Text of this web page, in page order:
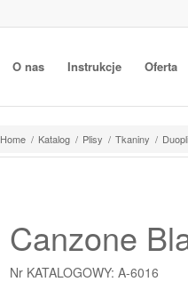
O nas Instrukcje Oferta
Home / Katalog / Plisy / Tkaniny /
Canzone
Nr KATALOGOWY: A-6016